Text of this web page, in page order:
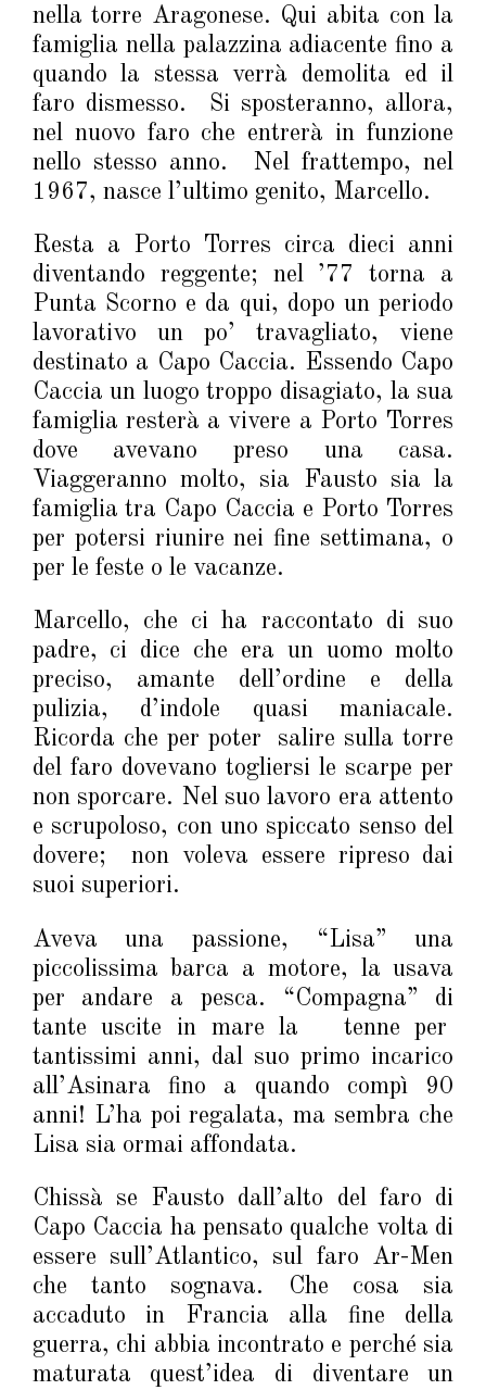
nella torre Aragonese. Qui abita con la
famiglia nella palazzina adiacente fino a
quando la stessa verrà demolita ed il
faro dismesso. Si sposteranno, allora,
nel nuovo faro che entrerà in funzione
nello stesso anno. Nel frattempo, nel
1967, nasce l’ultimo genito, Marcello.
Resta a Porto Torres circa dieci anni
diventando reggente; nel ’77 torna a
Punta Scorno e da qui, dopo un periodo
lavorativo un po’ travagliato, viene
destinato a Capo Caccia. Essendo Capo
Caccia un luogo troppo disagiato, la sua
famiglia resterà a vivere a Porto Torres
dove avevano preso una casa.
Viaggeranno molto, sia Fausto sia la
famiglia tra Capo Caccia e Porto Torres
per potersi riunire nei fine settimana, o
per le feste o le vacanze.
Marcello, che ci ha raccontato di suo
padre, ci dice che era un uomo molto
preciso, amante dell’ordine e della
pulizia, d’indole quasi maniacale.
Ricorda che per poter salire sulla torre
del faro dovevano togliersi le scarpe per
non sporcare. Nel suo lavoro era attento
e scrupoloso, con uno spiccato senso del
dovere; non voleva essere ripreso dai
suoi superiori.
Aveva una passione, “Lisa” una
piccolissima barca a motore, la usava
per andare a pesca. “Compagna” di
tante uscite in mare la tenne per
tantissimi anni, dal suo primo incarico
all’Asinara fino a quando compì 90
anni! L’ha poi regalata, ma sembra che
Lisa sia ormai affondata.
Chissà se Fausto dall’alto del faro di
Capo Caccia ha pensato qualche volta di
essere sull’Atlantico, sul faro Ar-Men
che tanto sognava. Che cosa sia
accaduto in Francia alla fine della
guerra, chi abbia incontrato e perché sia
maturata quest’idea di diventare un